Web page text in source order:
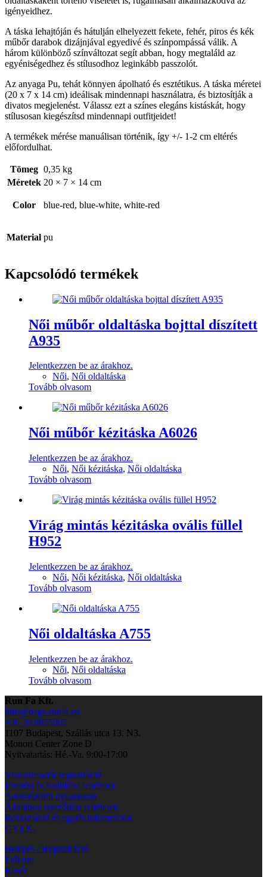
igényeidhez.
A táska lehajtóján és hátulján elhelyezett fekete, fehér, piros és kék
műbőr darabok dizájnjával egyedivé és színpompássá válik. A
három különböző színváltozat segít abban, hogy megtaláld az
egyéniségedhez és stílusodhoz leginkább passzolót.
Az anyaga Pu, tehát könnyen ápolható és esztétikus. A táska méretei
(20 x 7 x 14 cm) ideálisak mindennapi használatra, és biztosítják a
divatos megjelenést. Válassz ezt a színes elegáns kistáskát, hogy
stílusosan kiegészítsd mindennapi outfitjeidet!
A termékek mérése manuálisan történik, így +/- 1-2 cm eltérés
előfordulhat.
Tömeg 0,35 kg
Méretek 20 × 7 × 14 cm
Color blue-red, blue-white, white-red
Material pu
Kapcsolódó termékek
Női műbőr oldaltáska bojttal díszített
A935
Jelentkezzen be az árakhoz.
Női, Női oldaltáska
Tovább olvasom
Női műbőr kézitáska A6026
Jelentkezzen be az árakhoz.
Női, Női kézitáska, Női oldaltáska
Tovább olvasom
Virág mintás kézitáska ovális füllel
H952
Jelentkezzen be az árakhoz.
Női, Női kézitáska, Női oldaltáska
Tovább olvasom
Női oldaltáska A755
Jelentkezzen be az árakhoz.
Női, Női oldaltáska
Tovább olvasom
Run Fa Kft.
info@bags-runfa.eu
+36 70 8855905
1107 Budapest, Szállás utca 13. N3.
Monori Center Zone D
Nyitvatartás: Hé.-Va. 9:00-17:00
Viszonteladói regisztráció
Fizetési és Szállítási feltételek
Adatvédelmi nyilatkozat
Általános szerződési feltételek
Reklamáció és egyéb információk
GY.I.K.
Belépés / Regisztráció
Fiókom
Kosár